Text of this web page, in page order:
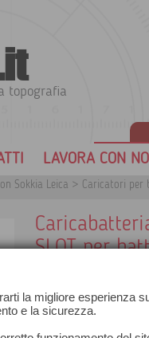
topografia
LAVORA CON
Sokkia Leica > Caricatori per
SLOT per
la migliore esperienza
e la sicurezza.